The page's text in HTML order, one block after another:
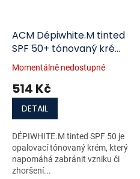
ACM Dépiwhite.M tinted
SPF 50+ tónovaný krém
40ml
Momentálně nedostupné
514 Kč
DETAIL
DÉPIWHITE.M tinted SPF 50 je
opalovací tónovaný krém, který
napomáhá zabránit vzniku či
zhoršení...